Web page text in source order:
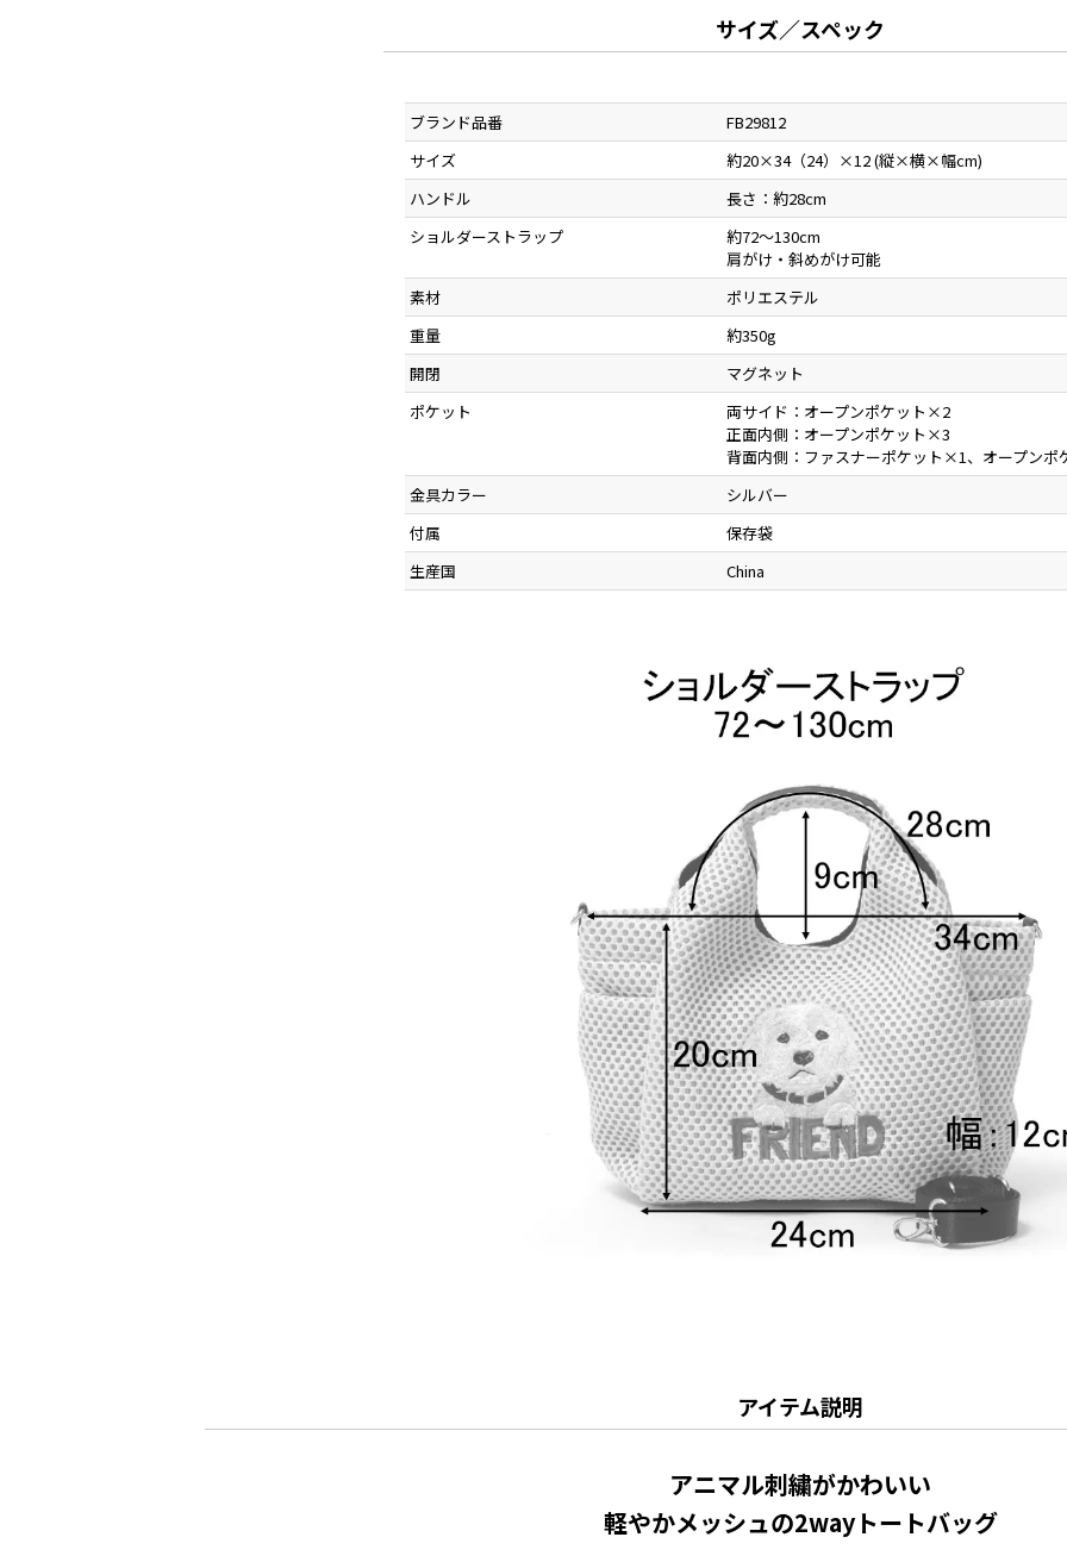
サイズ／スペック
ブランド品番
FB29812
サイズ
約20×34（24）×12 (縦×横×幅cm)
ハンドル
長さ：約28cm
ショルダーストラップ
約72～130cm
肩がけ・斜めがけ可能
素材
ポリエステル
重量
約350g
開閉
マグネット
ポケット
両サイド：オープンポケット×2
正面内側：オープンポケット×3
背面内側：ファスナーポケット×1、オープン
金具カラー
シルバー
付属
保存袋
生産国
China
アイテム説明
アニマル刺繍がかわいい
軽やかメッシュの2wayトートバッグ